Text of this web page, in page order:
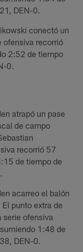
DEN-0.
conectó un
ofensiva recorrió
2:52 de tiempo
0.
atrapó un pase
de campo
recorrió 57
de tiempo de
acarreo el balón
punto extra de
serie ofensiva
1:48 de
DEN-0.